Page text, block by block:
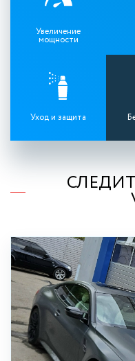
Увеличение
мощности
Уход и защита